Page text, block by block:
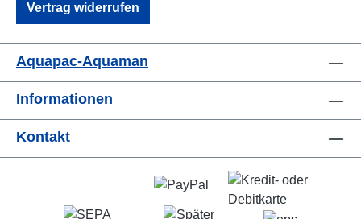
Vertrag widerrufen
Aquapac-Aquaman
Informationen
Kontakt